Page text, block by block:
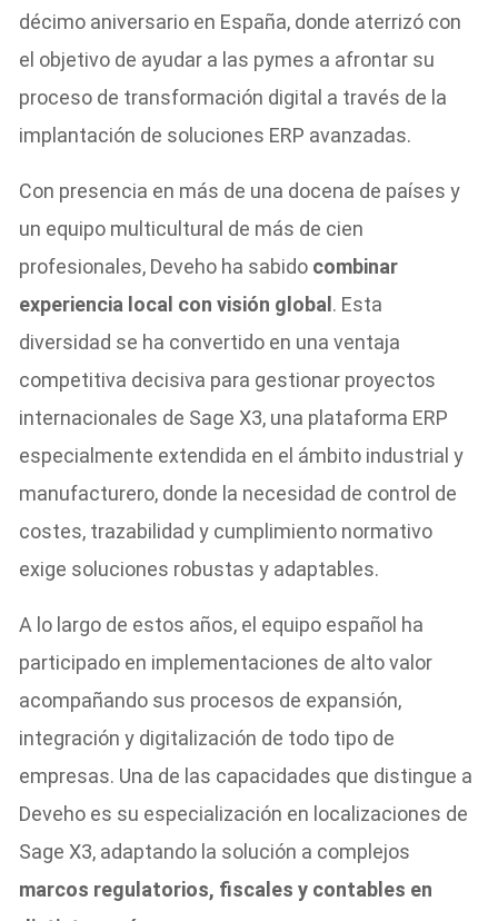
décimo aniversario en España, donde aterrizó con
el objetivo de ayudar a las pymes a afrontar su
proceso de transformación digital a través de la
implantación de soluciones ERP avanzadas.
Con presencia en más de una docena de países y
un equipo multicultural de más de cien
profesionales, Deveho ha sabido combinar
experiencia local con visión global. Esta
diversidad se ha convertido en una ventaja
competitiva decisiva para gestionar proyectos
internacionales de Sage X3, una plataforma ERP
especialmente extendida en el ámbito industrial y
manufacturero, donde la necesidad de control de
costes, trazabilidad y cumplimiento normativo
exige soluciones robustas y adaptables.
A lo largo de estos años, el equipo español ha
participado en implementaciones de alto valor
acompañando sus procesos de expansión,
integración y digitalización de todo tipo de
empresas. Una de las capacidades que distingue a
Deveho es su especialización en localizaciones de
Sage X3, adaptando la solución a complejos
marcos regulatorios, fiscales y contables en